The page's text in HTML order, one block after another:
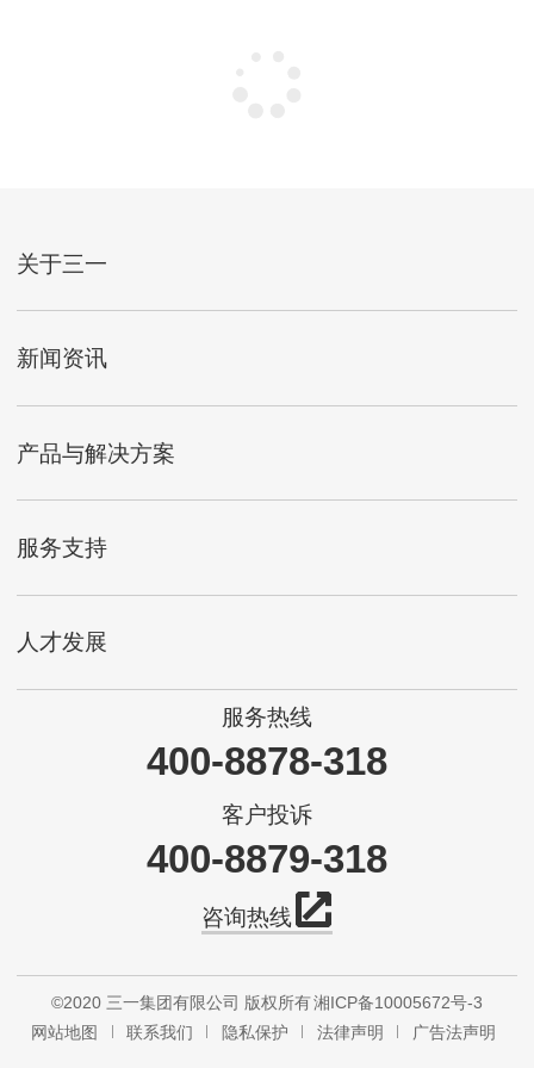
关于三一
新闻资讯
产品与解决方案
服务支持
人才发展
服务热线
400-8878-318
客户投诉
400-8879-318
咨询热线
©2020 三一集团有限公司 版权所有湘ICP备10005672号-3
网站地图
联系我们 隐私保护 法律声明 广告法声明